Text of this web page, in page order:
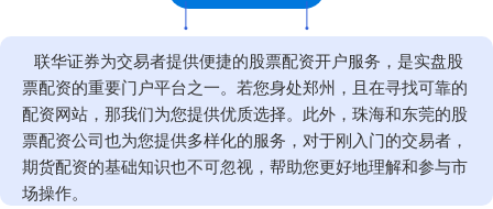
联华证券为交易者提供便捷的股票配资开户服务，是实盘股
票配资的重要门户平台之一。若您身处郑州，且在寻找可靠的
配资网站，那我们为您提供优质选择。此外，珠海和东莞的股
票配资公司也为您提供多样化的服务，对于刚入门的交易者，
期货配资的基础知识也不可忽视，帮助您更好地理解和参与市
场操作。